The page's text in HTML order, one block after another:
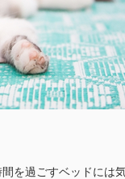
を過ごすベッドには